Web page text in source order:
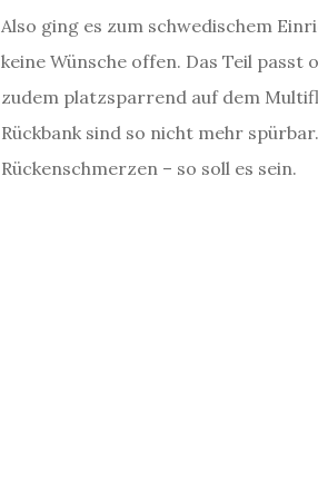
Also ging es zum schwedischem
keine Wünsche offen. Das Teil passt
zudem platzsparrend auf dem
Rückbank sind so nicht mehr
Rückenschmerzen – so soll es sein.